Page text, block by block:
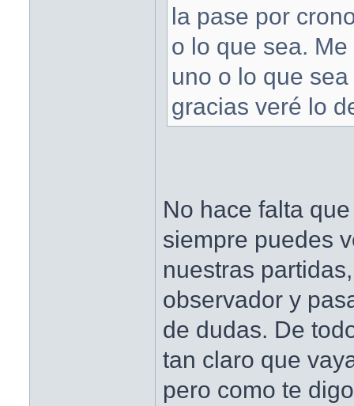
la pase por
o lo que sea.
uno o lo que
gracias veré lo
No hace falta
siempre puedes
nuestras
observador y
de dudas. De
tan claro que
pero como te